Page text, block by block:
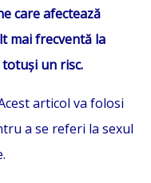
care afectează
mai frecventă la
un risc.
articol va folosi
a se referi la sexul